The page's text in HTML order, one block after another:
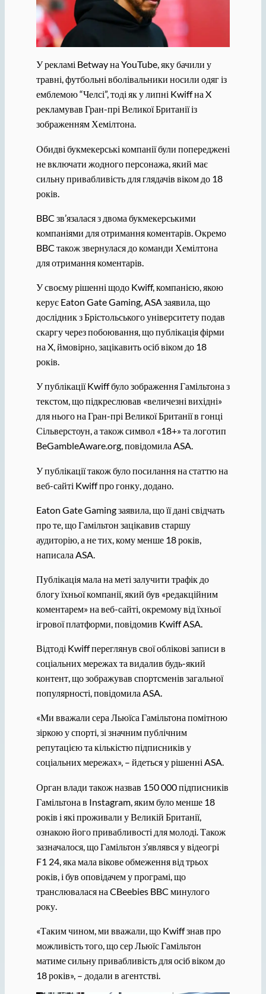
У рекламі Betway на YouTube, яку бачили у
травні, футбольні вболівальники носили одяг із
емблемою “Челсі”, тоді як у липні Kwiff на X
рекламував Гран-прі Великої Британії із
зображенням Хемілтона.
Обидві букмекерські компанії були попереджені
не включати жодного персонажа, який має
сильну привабливість для глядачів віком до 18
років.
BBC зв’язалася з двома букмекерськими
компаніями для отримання коментарів. Окремо
BBC також звернулася до команди Хемілтона
для отримання коментарів.
У своєму рішенні щодо Kwiff, компанією, якою
керує Eaton Gate Gaming, ASA заявила, що
дослідник з Брістольського університету подав
скаргу через побоювання, що публікація фірми
на X, ймовірно, зацікавить осіб віком до 18
років.
У публікації Kwiff було зображення Гамільтона з
текстом, що підкреслював «величезні вихідні»
для нього на Гран-прі Великої Британії в гонці
Сільверстоун, а також символ «18+» та логотип
BeGambleAware.org, повідомила ASA.
У публікації також було посилання на статтю на
веб-сайті Kwiff про гонку, додано.
Eaton Gate Gaming заявила, що її дані свідчать
про те, що Гамільтон зацікавив старшу
аудиторію, а не тих, кому менше 18 років,
написала ASA.
Публікація мала на меті залучити трафік до
блогу їхньої компанії, який був «редакційним
коментарем» на веб-сайті, окремому від їхньої
ігрової платформи, повідомив Kwiff ASA.
Відтоді Kwiff переглянув свої облікові записи в
соціальних мережах та видалив будь-який
контент, що зображував спортсменів загальної
популярності, повідомила ASA.
«Ми вважали сера Льюїса Гамільтона помітною
зіркою у спорті, зі значним публічним
репутацією та кількістю підписників у
соціальних мережах», – йдеться у рішенні ASA.
Орган влади також назвав 150 000 підписників
Гамільтона в Instagram, яким було менше 18
років і які проживали у Великій Британії,
ознакою його привабливості для молоді. Також
зазначалося, що Гамільтон з’являвся у відеогрі
F1 24, яка мала вікове обмеження від трьох
років, і був оповідачем у програмі, що
транслювалася на CBeebies BBC минулого
року.
«Таким чином, ми вважали, що Kwiff знав про
можливість того, що сер Льюїс Гамільтон
матиме сильну привабливість для осіб віком до
18 років», – додали в агентстві.